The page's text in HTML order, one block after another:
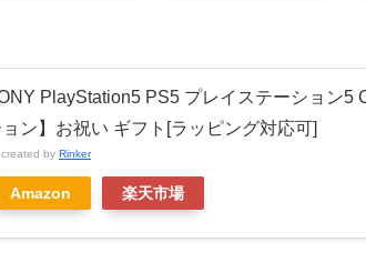
PlayStation5 PS5 プレイステーション5
ョン】お祝い ギフト[ラッピング対応可]
created by Rinker
Amazon 楽天市場